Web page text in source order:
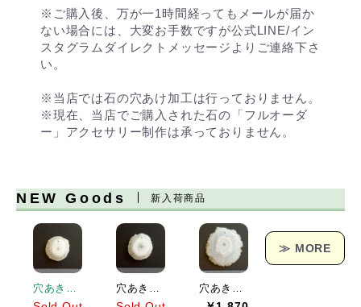
※ご購入後、万が一1時間経ってもメールが届か
ない場合には、大変お手数ですが公式LINE/イン
スタグラムダイレクトメッセージよりご連絡下さ
い。
※当店では石の穴あけ加工は行っておりません。
※現在、当店でご購入された石の「フルオーダ
ー」アクセサリー制作は承っておりません。
NEW Goods 新入荷商品
≫ MORE